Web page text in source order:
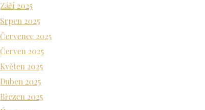
Září 2025
Srpen 2025
Červenec 2025
Červen 2025
Květen 2025
Duben 2025
Březen 2025